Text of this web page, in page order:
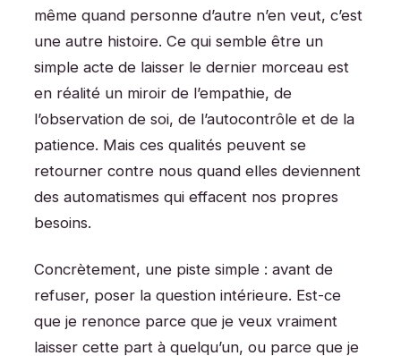
même quand personne d’autre n’en veut, c’est
une autre histoire. Ce qui semble être un
simple acte de laisser le dernier morceau est
en réalité un miroir de l’empathie, de
l’observation de soi, de l’autocontrôle et de la
patience. Mais ces qualités peuvent se
retourner contre nous quand elles deviennent
des automatismes qui effacent nos propres
besoins.
Concrètement, une piste simple : avant de
refuser, poser la question intérieure. Est-ce
que je renonce parce que je veux vraiment
laisser cette part à quelqu’un, ou parce que je